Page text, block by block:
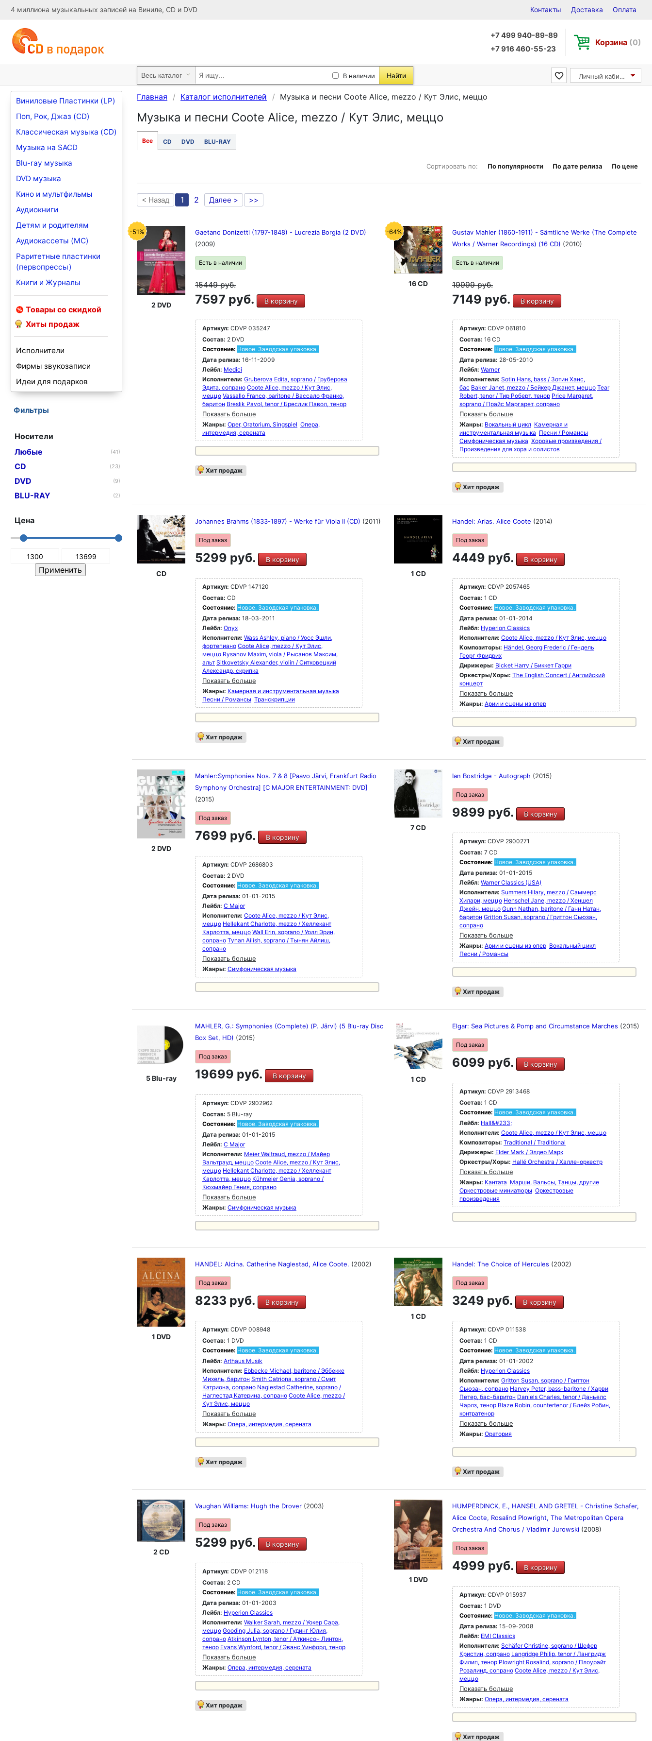
4 миллиона музыкальных записей на Виниле, CD и DVD Контакты Доставка Оплата
+7 499 940-89-89
+7 916 460-55-23
Корзина (0)
В наличии Найти Личный кабинет
Виниловые Пластинки (LP)
Поп, Рок, Джаз (CD)
Классическая музыка (CD)
Музыка на SACD
Blu-ray музыка
DVD музыка
Кино и мультфильмы
Аудиокниги
Детям и родителям
Аудиокассеты (MC)
Раритетные пластинки
(первопрессы)
Книги и Журналы
Товары со скидкой
Хиты продаж
Исполнители
Фирмы звукозаписи
Идеи для подарков
Фильтры
Носители
Любые
(41)
CD (23)
DVD (9)
BLU-RAY (2)
Цена
Главная Каталог исполнителей Музыка и песни Coote Alice, mezzo / Кут Элис, меццо
Музыка и песни Coote Alice, mezzo / Кут Элис, меццо
Все CD DVD BLU-RAY
Сортировать по: По популярности По дате релиза По цене
< Назад 1 2 Далее > >>
-51%
2 DVD
Gaetano Donizetti (1797-1848) - Lucrezia Borgia (2 DVD)
(2009)
Есть в наличии
15449руб.
7597 руб. В корзину
Артикул: CDVP 035247
Состав: 2 DVD
Состояние: Новое. Заводская упаковка.
Дата релиза: 16-11-2009
Лейбл: Medici
Исполнители: Gruberova Edita, soprano / Груберова
Эдита, сопрано Coote Alice, mezzo / Кут Элис,
меццо Vassallo Franco, baritone / Вассало Франко,
баритон Breslik Pavol, tenor / Бреслик Павол, тенор
Показать больше
Жанры: Oper, Oratorium, Singspiel Опера,
интермедия, серената
Хит продаж
-64%
16 CD
Gustav Mahler (1860-1911) - Sämtliche Werke (The Complete
Works / Warner Recordings) (16 CD) (2010)
Есть в наличии
19999руб.
7149 руб. В корзину
Артикул: CDVP 061810
Состав: 16 CD
Состояние: Новое. Заводская упаковка.
Дата релиза: 28-05-2010
Лейбл: Warner
Исполнители: Sotin Hans, bass / Зотин Ханс,
бас Baker Janet, mezzo / Бейкер Джанет, меццо Tear
Robert, tenor / Тир Роберт, тенор Price Margaret,
soprano / Прайс Маргарет, сопрано
Показать больше
Жанры: Вокальный цикл Камерная и
инструментальная музыка Песни / Романсы
Симфоническая музыка Хоровые произведения /
Произведения для хора и солистов
Хит продаж
CD
Johannes Brahms (1833-1897) - Werke für Viola II (CD) (2011)
Под заказ
5299 руб. В корзину
Артикул: CDVP 147120
Состав: CD
Состояние: Новое. Заводская упаковка.
Дата релиза: 18-03-2011
Лейбл: Onyx
Исполнители: Wass Ashley, piano / Уосс Эшли,
фортепиано Coote Alice, mezzo / Кут Элис,
меццо Rysanov Maxim, viola / Рысанов Максим,
альт Sitkovetsky Alexander, violin / Ситковецкий
Александр, скрипка
Показать больше
Жанры: Камерная и инструментальная музыка
Песни / Романсы Транскрипции
Хит продаж
1 CD
Handel: Arias. Alice Coote (2014)
Под заказ
4449 руб. В корзину
Артикул: CDVP 2057465
Состав: 1 CD
Состояние: Новое. Заводская упаковка.
Дата релиза: 01-01-2014
Лейбл: Hyperion Classics
Исполнители: Coote Alice, mezzo / Кут Элис, меццо
Композиторы: Händel, Georg Frederic / Гендель
Георг Фридрих
Дирижеры: Bicket Harry / Биккет Гарри
Оркестры/Хоры: The English Concert / Английский
концерт
Показать больше
Жанры: Арии и сцены из опер
Хит продаж
2 DVD
Mahler:Symphonies Nos. 7 & 8 [Paavo Järvi, Frankfurt Radio
Symphony Orchestra] [C MAJOR ENTERTAINMENT: DVD]
(2015)
Под заказ
7699 руб. В корзину
Артикул: CDVP 2686803
Состав: 2 DVD
Состояние: Новое. Заводская упаковка.
Дата релиза: 01-01-2015
Лейбл: C Major
Исполнители: Coote Alice, mezzo / Кут Элис,
меццо Hellekant Charlotte, mezzo / Хеллекант
Карлотта, меццо Wall Erin, soprano / Уолл Эрин,
сопрано Tynan Ailish, soprano / Тынян Айлиш,
сопрано
Показать больше
Жанры: Симфоническая музыка
7 CD
Ian Bostridge - Autograph (2015)
Под заказ
9899 руб. В корзину
Артикул: CDVP 2900271
Состав: 7 CD
Состояние: Новое. Заводская упаковка.
Дата релиза: 01-01-2015
Лейбл: Warner Classics (USA)
Исполнители: Summers Hilary, mezzo / Саммерс
Хилари, меццо Henschel Jane, mezzo / Хеншел
Джейн, меццо Gunn Nathan, baritone / Ганн Натан,
баритон Gritton Susan, soprano / Гриттон Сьюзан,
сопрано
Показать больше
Жанры: Арии и сцены из опер Вокальный цикл
Песни / Романсы
Хит продаж
5 Blu-ray
MAHLER, G.: Symphonies (Complete) (P. Järvi) (5 Blu-ray Disc
Box Set, HD) (2015)
Под заказ
19699 руб. В корзину
Артикул: CDVP 2902962
Состав: 5 Blu-ray
Состояние: Новое. Заводская упаковка.
Дата релиза: 01-01-2015
Лейбл: C Major
Исполнители: Meier Waltraud, mezzo / Майер
Вальтрауд, меццо Coote Alice, mezzo / Кут Элис,
меццо Hellekant Charlotte, mezzo / Хеллекант
Карлотта, меццо Kühmeier Genia, soprano /
Кюхмайер Гения, сопрано
Показать больше
Жанры: Симфоническая музыка
1 CD
Elgar: Sea Pictures & Pomp and Circumstance Marches (2015)
Под заказ
6099 руб. В корзину
Артикул: CDVP 2913468
Состав: 1 CD
Состояние: Новое. Заводская упаковка.
Лейбл: Hall&#233;
Исполнители: Coote Alice, mezzo / Кут Элис, меццо
Композиторы: Traditional / Traditional
Дирижеры: Elder Mark / Элдер Марк
Оркестры/Хоры: Hallé Orchestra / Халле-оркестр
Показать больше
Жанры: Кантата Марши, Вальсы, Танцы, другие
Оркестровые миниатюры Оркестровые
произведения
1 DVD
HANDEL: Alcina. Catherine Naglestad, Alice Coote. (2002)
Под заказ
8233 руб. В корзину
Артикул: CDVP 008948
Состав: 1 DVD
Состояние: Новое. Заводская упаковка.
Лейбл: Arthaus Musik
Исполнители: Ebbecke Michael, baritone / Эббекке
Михель, баритон Smith Catriona, soprano / Смит
Катриона, сопрано Naglestad Catherine, soprano /
Наглестад Катерина, сопрано Coote Alice, mezzo /
Кут Элис, меццо
Показать больше
Жанры: Опера, интермедия, серената
Хит продаж
1 CD
Handel: The Choice of Hercules (2002)
Под заказ
3249 руб. В корзину
Артикул: CDVP 011538
Состав: 1 CD
Состояние: Новое. Заводская упаковка.
Дата релиза: 01-01-2002
Лейбл: Hyperion Classics
Исполнители: Gritton Susan, soprano / Гриттон
Сьюзан, сопрано Harvey Peter, bass-baritone / Харви
Петер, бас-баритон Daniels Charles, tenor / Даньелс
Чарлз, тенор Blaze Robin, countertenor / Блейз Робин,
контратенор
Показать больше
Жанры: Оратория
Хит продаж
2 CD
Vaughan Williams: Hugh the Drover (2003)
Под заказ
5299 руб. В корзину
Артикул: CDVP 012118
Состав: 2 CD
Состояние: Новое. Заводская упаковка.
Дата релиза: 01-01-2003
Лейбл: Hyperion Classics
Исполнители: Walker Sarah, mezzo / Уокер Сара,
меццо Gooding Julia, soprano / Гудинг Юлия,
сопрано Atkinson Lynton, tenor / Аткинсон Линтон,
тенор Evans Wynford, tenor / Эванс Уинфорд, тенор
Показать больше
Жанры: Опера, интермедия, серената
Хит продаж
1 DVD
HUMPERDINCK, E., HANSEL AND GRETEL - Christine Schafer,
Alice Coote, Rosalind Plowright, The Metropolitan Opera
Orchestra And Chorus / Vladimir Jurowski (2008)
Под заказ
4999 руб. В корзину
Артикул: CDVP 015937
Состав: 1 DVD
Состояние: Новое. Заводская упаковка.
Дата релиза: 15-09-2008
Лейбл: EMI Classics
Исполнители: Schäfer Christine, soprano / Шефер
Кристин, сопрано Langridge Philip, tenor / Лангридж
Филип, тенор Plowright Rosalind, soprano / Плоурайт
Розалинд, сопрано Coote Alice, mezzo / Кут Элис,
меццо
Показать больше
Жанры: Опера, интермедия, серената
Хит продаж